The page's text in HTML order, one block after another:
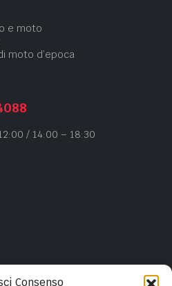
Consenso
e moto
moto d’epoca
/ 14:00 – 18:30